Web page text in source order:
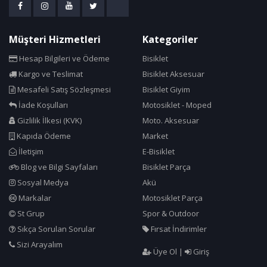
Corelli
Crops
Cst
Cube Bikes
Dahon
Deda
Deeppower
Delta
Dok Sport Sense
DT
DT Swiss
Müşteri Hizmetleri
Hesap Bilgileri ve Ödeme
Kargo ve Teslimat
Mesafeli Satış Sözleşmesi
İade Koşulları
Gizlilik İlkesi (KVK)
Kapıda Ödeme
İletişim
Blog ve Bilgi Sayfaları
Sosyal Medya
Markalar
St Grup
Sıkça Sorulan Sorular
Sizi Arayalım
Kategoriler
Bisiklet
Bisiklet Aksesuar
Bisiklet Giyim
Motosiklet - Moped
Moto. Aksesuar
Market
E-Bisiklet
Bisiklet Parça
Akü
Motosiklet Parça
Spor & Outdoor
Fırsat İndirimler
Üye Ol | Giriş